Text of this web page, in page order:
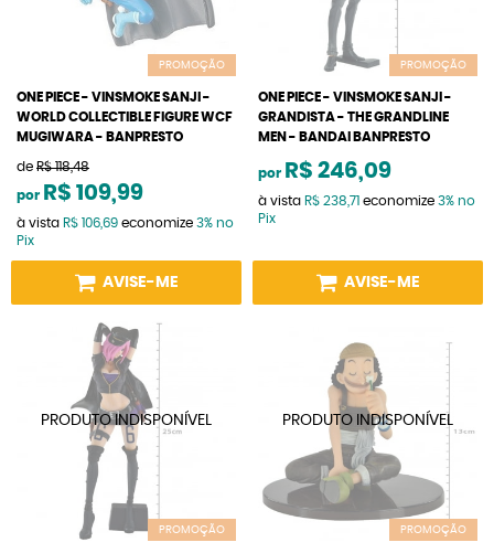
PROMOÇÃO
ONE PIECE - VINSMOKE SANJI -
WORLD COLLECTIBLE FIGURE WCF
MUGIWARA - BANPRESTO
de R$ 118,48
por R$ 109,99
à vista R$ 106,69 economize 3% no
Pix
AVISE-ME
PROMOÇÃO
ONE PIECE - VINSMOKE SANJI -
GRANDISTA - THE GRANDLINE
MEN - BANDAI BANPRESTO
por R$ 246,09
à vista R$ 238,71 economize 3% no
Pix
AVISE-ME
PROMOÇÃO PROMOÇÃO